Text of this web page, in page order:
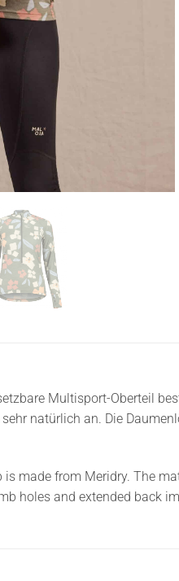
Multisport-Oberteil
natürlich an. Die
made from Meridry. The
holes and extended back